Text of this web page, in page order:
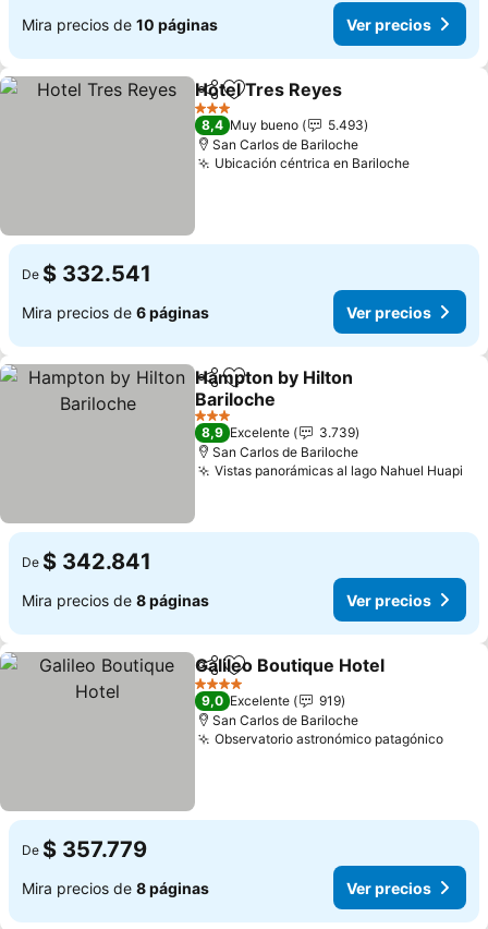
Mira precios de 10 páginas Ver precios
CompartirAgregar a favoritos
Hotel Tres Reyes
3 Estrellas
8,4 Muy bueno
5.493
San Carlos de Bariloche
Ubicación céntrica en Bariloche
De $ 332.541
Mira precios de 6 páginas Ver precios
CompartirAgregar a favoritos
Hampton by Hilton
Bariloche
3 Estrellas
8,9 Excelente
3.739
San Carlos de Bariloche
Vistas panorámicas al lago Nahuel Huapi
De $ 342.841
Mira precios de 8 páginas Ver precios
CompartirAgregar a favoritos
Galileo Boutique Hotel
4 Estrellas
9,0 Excelente
919
San Carlos de Bariloche
Observatorio astronómico patagónico
De $ 357.779
Mira precios de 8 páginas Ver precios